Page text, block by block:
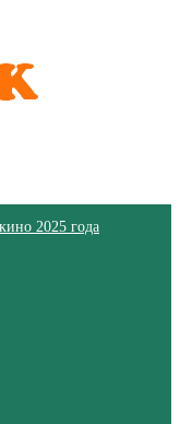
2025 года